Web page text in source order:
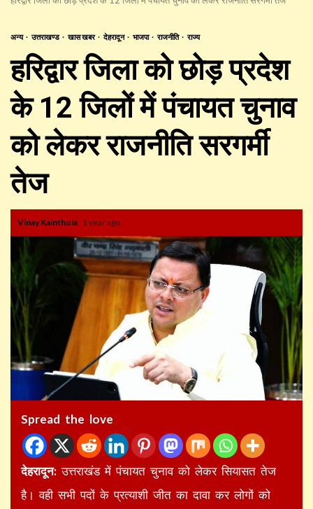
अन्य उत्तराखण्ड खास खबर देहरादून भाजपा राजनीति राज्य
हरिद्वार जिला को छोड़ प्रदेश
के 12 जिलों में पंचायत चुनाव
को लेकर राजनीति सरगर्मी
तेज
Vinay Kainthola 1 year ago
Spread the love
देहरादून: उत्तराखंड में पंचायत चुनाव को लेकर सियासत तेज
है। वही सभी पदों के प्रत्याशी जीत का दावा कर लोगों को